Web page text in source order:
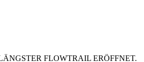
FLOWTRAIL ERÖFFNET.